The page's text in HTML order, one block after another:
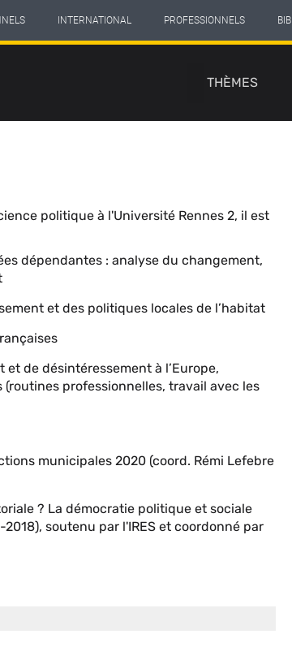
INTERNATIONAL PROFESSIONNELS
principale
THÈMES
politique à l'Université Rennes 2, il est
dépendantes : analyse du changement,
et des politiques locales de l’habitat
et de désintéressement à l’Europe,
professionnelles, travail avec les
municipales 2020 (coord. Rémi Lefebre
? La démocratie politique et sociale
soutenu par l'IRES et coordonné par